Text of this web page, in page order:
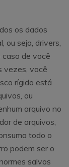
os dados
ou seja, drivers,
caso de você
vezes, você
rígido está
ou
arquivo no
de arquivos,
todo o
podem ser o
salvos